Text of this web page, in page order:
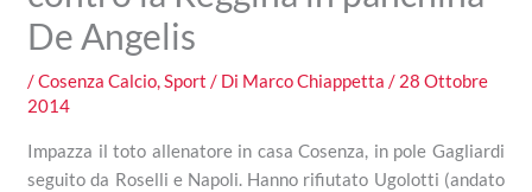
De Angelis
/Cosenza Calcio,Sport / Di Marco Chiappetta/ 28 Ottobre
2014
Impazza il toto allenatore in casa Cosenza, in pole Gagliardi
seguito da Roselli e Napoli. Hanno rifiutato Ugolotti (andato